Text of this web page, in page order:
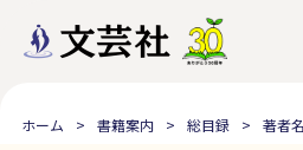
ホーム 書籍案内 総目録 著者